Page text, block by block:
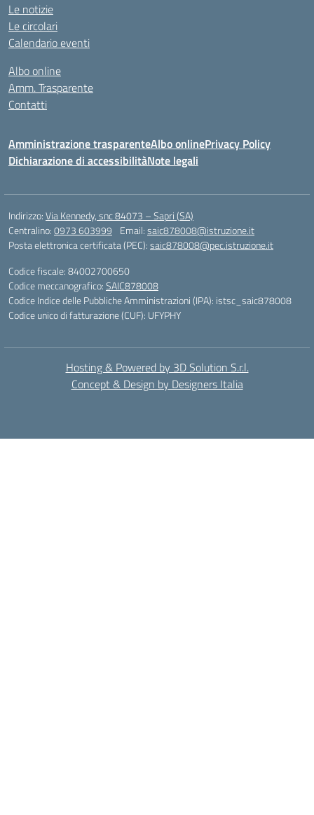
Le notizie
Le circolari
Calendario eventi
Albo online
Amm. Trasparente
Contatti
Amministrazione trasparenteAlbo onlinePrivacy Policy
Dichiarazione di accessibilitàNote legali
Indirizzo:Via Kennedy, snc 84073 – Sapri (SA)
Centralino:0973 603999 Email:saic878008@istruzione.it
Posta elettronica certificata (PEC):saic878008@pec.istruzione.it
Codice fiscale: 84002700650
Codice meccanografico:SAIC878008
Codice Indice delle Pubbliche Amministrazioni (IPA): istsc_saic878008
Codice unico di fatturazione (CUF): UFYPHY
Hosting & Powered by 3D Solution S.r.l.
Concept & Design by Designers Italia